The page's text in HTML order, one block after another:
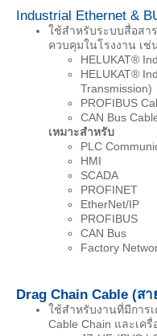
Industrial Ethernet &
ใช้สำหรับระบบสื่อสา
ควบคุมในโรงงาน เช่
HELUKAT®
HELUKAT®
Transmission)
PROFIBUS
CAN Bus
เหมาะสำหรับ
PLC
HMI
SCADA
PROFINET
EtherNet/IP
PROFIBUS
CAN Bus
Factory
Drag Chain Cable (ส
ใช้สำหรับงานที่มีการ
Cable Chain และเค